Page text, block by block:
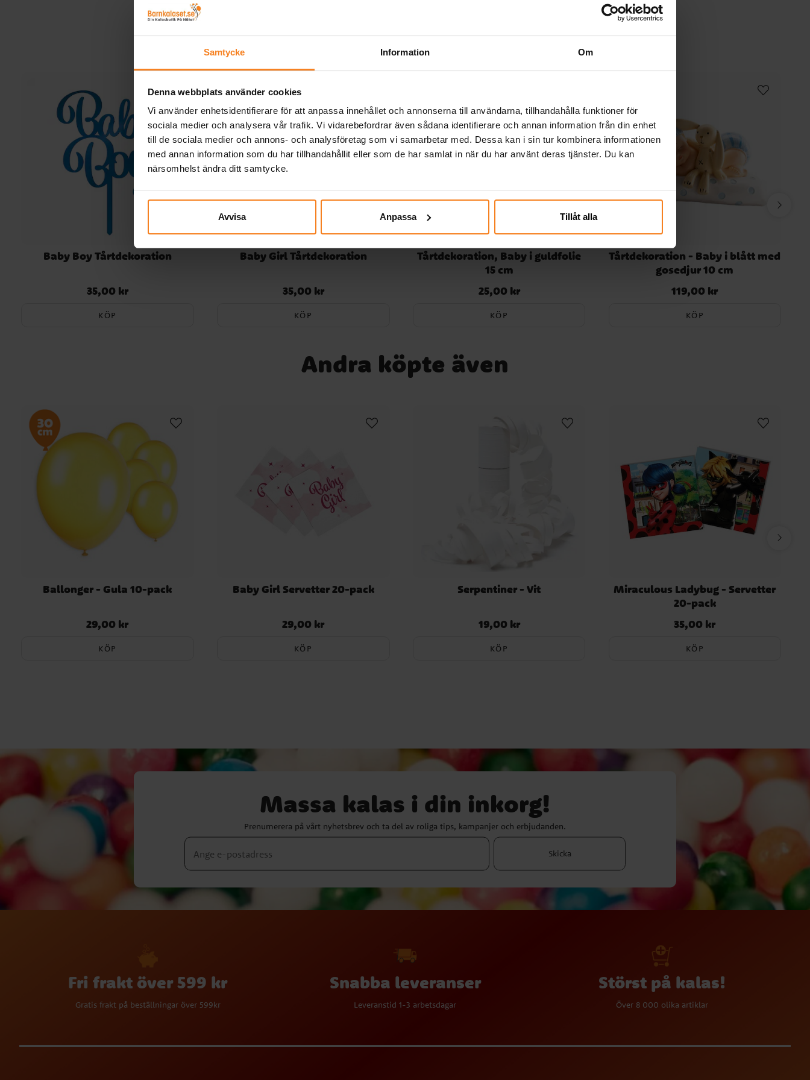
Samtycke Information Om
Denna webbplats använder cookies
Vi använder enhetsidentifierare för att anpassa innehållet och annonserna till användarna, tillhandahålla funktioner för
sociala medier och analysera vår trafik. Vi vidarebefordrar även sådana identifierare och annan information från din enhet
till de sociala medier och annons- och analysföretag som vi samarbetar med. Dessa kan i sin tur kombinera informationen
med annan information som du har tillhandahållit eller som de har samlat in när du har använt deras tjänster. Du kan
närsomhelst ändra ditt samtycke.
Avvisa Anpassa Tillåt alla
är tillverkade av plast med tryck på båda sidor glansig
intryck. ✔️ Längd: 10 meter ✔️ Flaggor i storlek 20 x 30Relaterade produkter
Baby Boy Tårtdekoration
Pris:35,00 kr
35,00 kr
KÖP
Baby Girl Tårtdekoration
Pris:35,00 kr
35,00 kr
KÖP
Tårtdekoration, Baby i guldfolie
15 cm
Pris:25,00 kr
25,00 kr
KÖP
Tårtdekoration - Baby i blått med
gosedjur 10 cm
Pris:119,00 kr
119,00 kr
KÖP
Andra köpte även
Ballonger - Gula 10-pack
Pris:29,00 kr
29,00 kr
KÖP
Baby Girl Servetter 20-pack
Pris:29,00 kr
29,00 kr
KÖP
Serpentiner - Vit
Pris:19,00 kr
19,00 kr
KÖP
Miraculous Ladybug - Servetter
20-pack
Pris:35,00 kr
35,00 kr
KÖP
Massa kalas i din inkorg!
Prenumerera på vårt nyhetsbrev och ta del av roliga tips, kampanjer och erbjudanden.
Skicka
Fri frakt över 599 kr
Gratis frakt på beställningar över 599kr
Snabba leveranser
Leveranstid 1-3 arbetsdagar
Störst på kalas!
Över 8 000 olika artiklar